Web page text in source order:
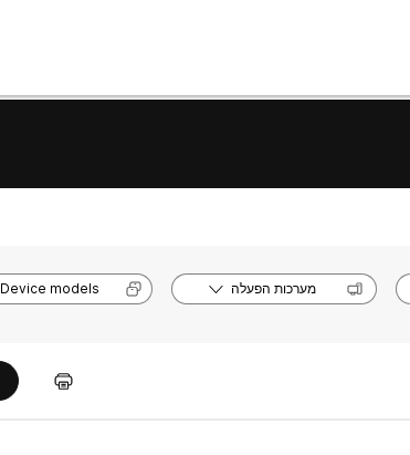
מערכות הפעלה Device models